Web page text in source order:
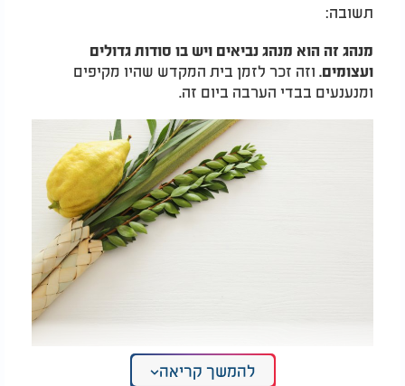
תשובה:
מנהג זה הוא מנהג נביאים ויש בו סודות גדולים
ועצומים. וזה זכר לזמן בית המקדש שהיו מקיפים
ומנענעים בבדי הערבה ביום זה.
"ימים גדולים של פרנסה": שנה מבורכת מאושר
להמשך קריאה